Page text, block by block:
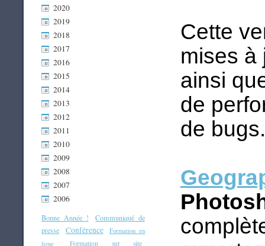
2020
2019
2018
2017
2016
2015
2014
2013
2012
2011
2010
2009
2008
2007
2006
Bonne Année !
Communiqué de
presse
Conférence
Formation en
ligne
Formation sur site
Cette
mises à
ainsi
de
de bugs.